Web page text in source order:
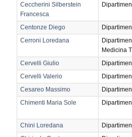
Ceccherini Silberstein
Francesca
Centonze Diego
Cerroni Loredana
Medicina
Cervelli Giulio
Cervelli Valerio
Cesareo Massimo
Chimenti Maria Sole
Chini Loredana